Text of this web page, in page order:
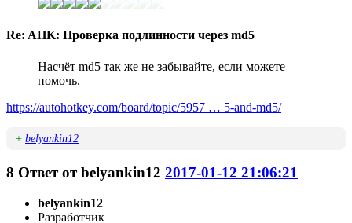
Re: AHK: Проверка подлинности через md5
Насчёт md5 так же не забывайте, если можете
помочь.
https://autohotkey.com/board/topic/5957 … 5-and-md5/
+ belyankin12
8 Ответ отbelyankin12 2017-01-12 21:06:21
belyankin12
Разработчик